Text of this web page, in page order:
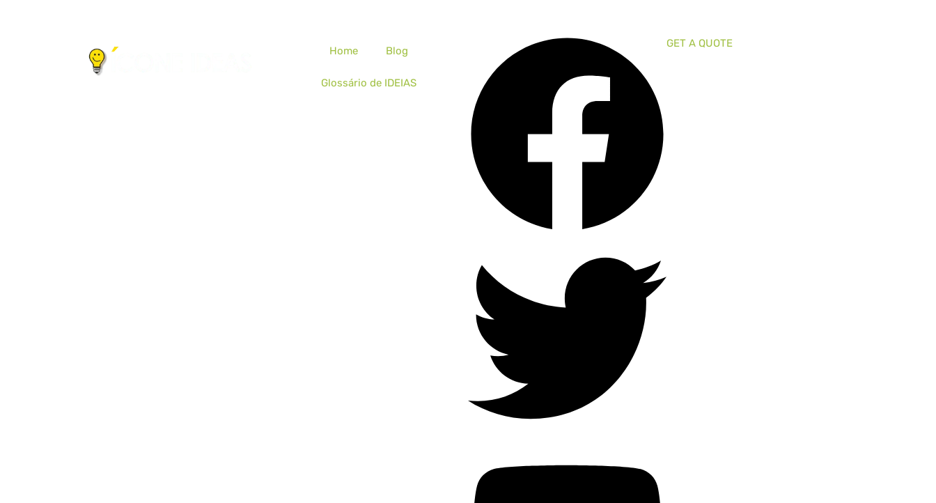
Home Blog
Glossário de IDEIAS
GET A QUOTE